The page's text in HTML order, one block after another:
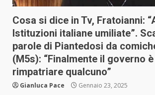
Cosa si dice in Tv, Fratoianni:
Istituzioni italiane umiliate”.
parole di Piantedosi da
(M5s): “Finalmente il governo
rimpatriare qualcuno”
Gianluca Pace Gennaio 23, 2025